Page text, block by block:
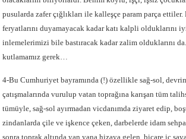
pusularda zafer çığlıkları ile kalleşçe param parça
feryatlarını duyamayacak kadar katı kalpli olduklarını
inlemelerimizi bile bastıracak kadar zalim olduklarını
kutlamamız gerek…
4-Bu Cumhuriyet bayramında (!) özellikle sağ-sol,
çatışmalarında vurulup vatan toprağına karışan tüm
tümüyle, sağ-sol ayırmadan vicdanımda ziyaret edip,
zindanlarda çile ve işkence çeken, darbelerde idam
sonra toprak altında yan yana hizaya gelen, biçare iç